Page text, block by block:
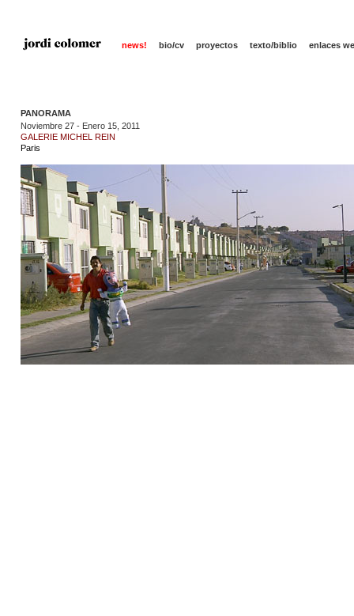
news! bio/cv proyectos texto/biblio enlaces
PANORAMA
Noviembre 27 - Enero 15, 2011
GALERIE MICHEL REIN
Paris